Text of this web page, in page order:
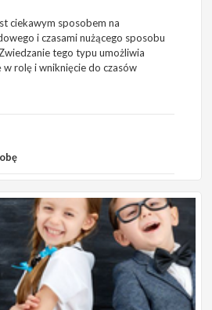
ciekawym sposobem na
i czasami nużącego sposobu
tego typu umożliwia
w rolę i wniknięcie do czasów